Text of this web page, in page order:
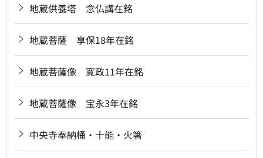
地蔵供養塔 念仏講在銘
地蔵菩薩 享保18年在銘
地蔵菩薩像 寛政11年在銘
地蔵菩薩像 宝永3年在銘
中央寺奉納桶・十能・火箸